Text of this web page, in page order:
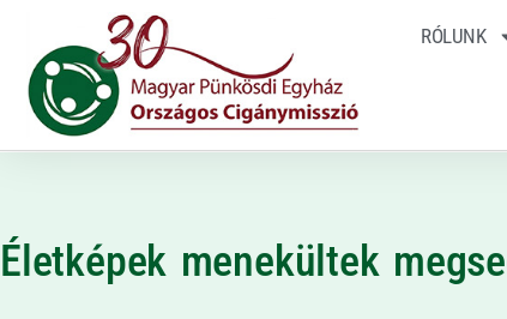
RÓLUNK
Életképek menekültek